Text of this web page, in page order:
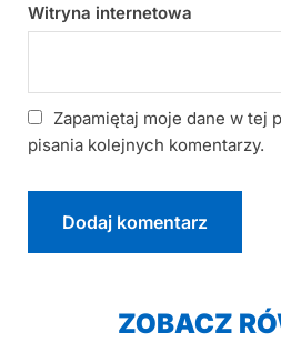
Witryna internetowa
Zapamiętaj moje dane w tej
pisania kolejnych komentarzy.
ZOBACZ